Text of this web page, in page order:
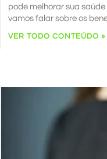
pode melhorar sua
vamos falar sobre os
VER TODO CONTEÚDO »